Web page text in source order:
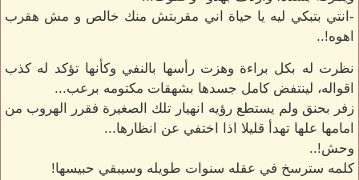
-انتي بتبكي ليه يا حياة اني مقربتش منك خالص و مش هقرب
اهوه!..
نظرت له بكل براءة وهزت رأسها بالنفي وكأنها تؤكد له كذب
اقواله، لينتفض كامل جسدها بشهقات مكتومه برعب...
زفر بحنق ولم يستطع رؤيه انهيار تلك الصغيرة فقرر الهروب من
امامها علها تهدأ قليلا اذا اختفي عن انظارها...
وحش!..
كلمه سترسخ في عقله سنوات طويله وسيبقي حبيسها!